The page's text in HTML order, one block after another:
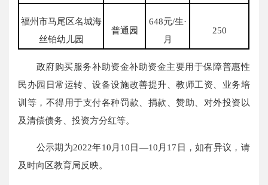
福州市马尾区名城海
丝铂幼儿园
普通园
648元/生·
月
250
政府购买服务补助资金补助资金主要用于保障普惠性
民办园日常运转、设备设施改善提升、教师工资、业务培
训等，不得用于支付各种罚款、捐款、赞助、对外投资以
及清偿债务、投资方分红等。
公示期为2022年10月10日—10月17日，如有异议，请
及时向区教育局反映。